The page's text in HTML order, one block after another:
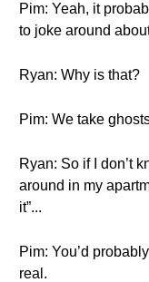
Pim: Yeah, it
to joke around
Ryan: Why is that?
Pim: We take
Ryan: So if I don’t
around in my
it”...
Pim: You’d
real.